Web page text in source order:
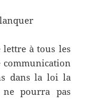
à tous les
communication
dans la loi la
pourra pas